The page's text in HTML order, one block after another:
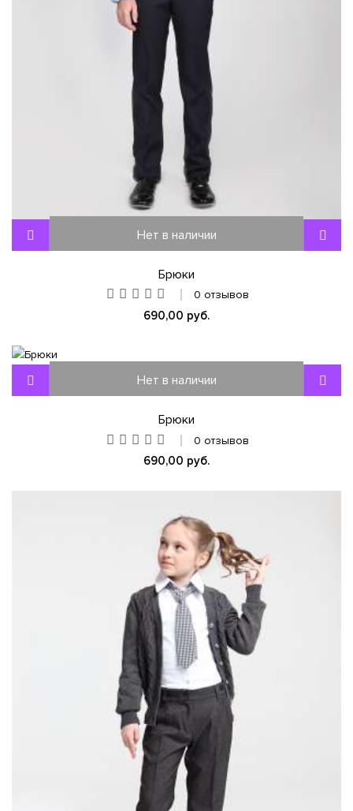
Нет в наличии
Брюки
0 отзывов
690,00 руб.
Нет в наличии
Брюки
0 отзывов
690,00 руб.